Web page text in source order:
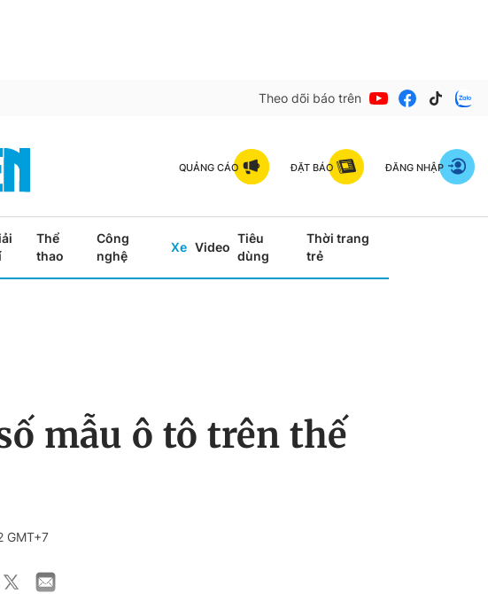
Theo dõi báo trên
QUẢNG CÁO ĐẶT BÁO ĐĂNG NHẬP
Thể
thao
Công
nghệ
Xe Video
Tiêu
dùng
Thời trang
trẻ
mẫu ô tô trên thế
GMT+7